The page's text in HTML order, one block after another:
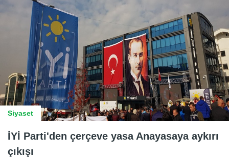
Siyaset
İYİ Parti'den çerçeve yasa Anayasaya aykırı
çıkışı